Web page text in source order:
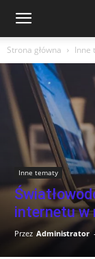
Strona główna Inne
Inne tematy
internetu w
Przez Administrator -